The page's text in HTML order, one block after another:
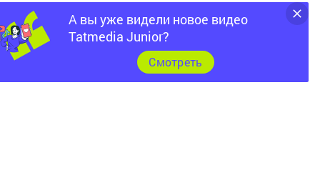
А вы уже видели новое видео
Tatmedia Junior?
Cмотреть